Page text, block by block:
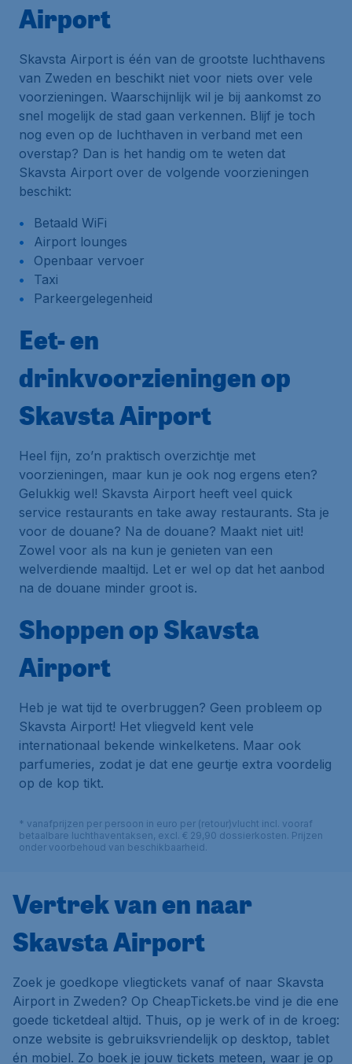
Airport
Skavsta Airport is één van de grootste luchthavens
van Zweden en beschikt niet voor niets over vele
voorzieningen. Waarschijnlijk wil je bij aankomst zo
snel mogelijk de stad gaan verkennen. Blijf je toch
nog even op de luchthaven in verband met een
overstap? Dan is het handig om te weten dat
Skavsta Airport over de volgende voorzieningen
beschikt:
Betaald WiFi
Airport lounges
Openbaar vervoer
Taxi
Parkeergelegenheid
Eet- en
drinkvoorzieningen op
Skavsta Airport
Heel fijn, zo’n praktisch overzichtje met
voorzieningen, maar kun je ook nog ergens eten?
Gelukkig wel! Skavsta Airport heeft veel quick
service restaurants en take away restaurants. Sta je
voor de douane? Na de douane? Maakt niet uit!
Zowel voor als na kun je genieten van een
welverdiende maaltijd. Let er wel op dat het aanbod
na de douane minder groot is.
Shoppen op Skavsta
Airport
Heb je wat tijd te overbruggen? Geen probleem op
Skavsta Airport! Het vliegveld kent vele
internationaal bekende winkelketens. Maar ook
parfumeries, zodat je dat ene geurtje extra voordelig
op de kop tikt.
* vanafprijzen per persoon in euro per (retour)vlucht incl. vooraf
betaalbare luchthaventaksen, excl. € 29,90 dossierkosten. Prijzen
onder voorbehoud van beschikbaarheid.
Vertrek van en naar
Skavsta Airport
Zoek je goedkope vliegtickets vanaf of naar Skavsta
Airport in Zweden? Op CheapTickets.be vind je die ene
goede ticketdeal altijd. Thuis, op je werk of in de kroeg:
onze website is gebruiksvriendelijk op desktop, tablet
én mobiel. Zo boek je jouw tickets meteen, waar je op